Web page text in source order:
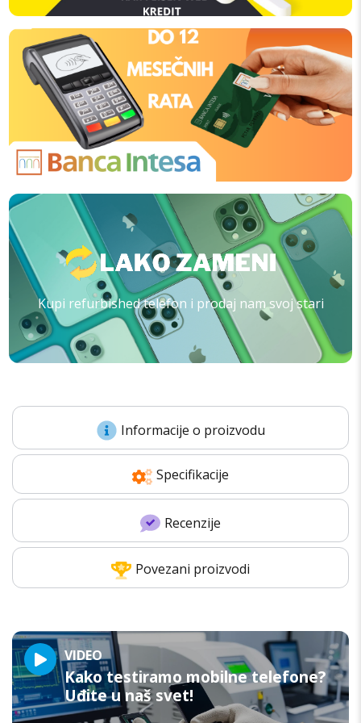
Kupi refurbished telefon i prodaj nam svoj stari
Informacije o proizvodu
Specifikacije
Recenzije
Povezani proizvodi
VIDEO
Kako testiramo mobilne telefone?
Uđite u naš svet!